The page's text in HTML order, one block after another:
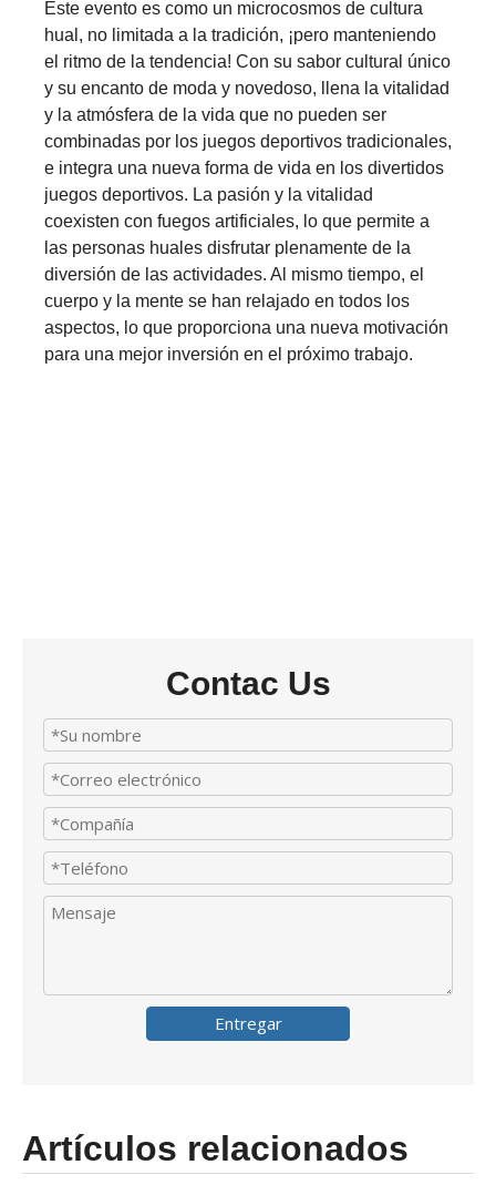
Este evento es como un microcosmos de cultura
hual, no limitada a la tradición, ¡pero manteniendo
el ritmo de la tendencia! Con su sabor cultural único
y su encanto de moda y novedoso, llena la vitalidad
y la atmósfera de la vida que no pueden ser
combinadas por los juegos deportivos tradicionales,
e integra una nueva forma de vida en los divertidos
juegos deportivos. La pasión y la vitalidad
coexisten con fuegos artificiales, lo que permite a
las personas huales disfrutar plenamente de la
diversión de las actividades. Al mismo tiempo, el
cuerpo y la mente se han relajado en todos los
aspectos, lo que proporciona una nueva motivación
para una mejor inversión en el próximo trabajo.
Contac Us
Entregar
Artículos relacionados